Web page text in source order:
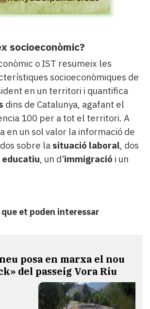
socioeconòmic?
o IST resumeix les
socioeconòmiques de
en un territori i quantifica
dins de Catalunya, agafant el
100 per a tot el territori. A
en un sol valor la informació de
sobre la situació laboral, dos
, un d'immigració i un
et poden interessar
posa en marxa el nou
del passeig Vora Riu